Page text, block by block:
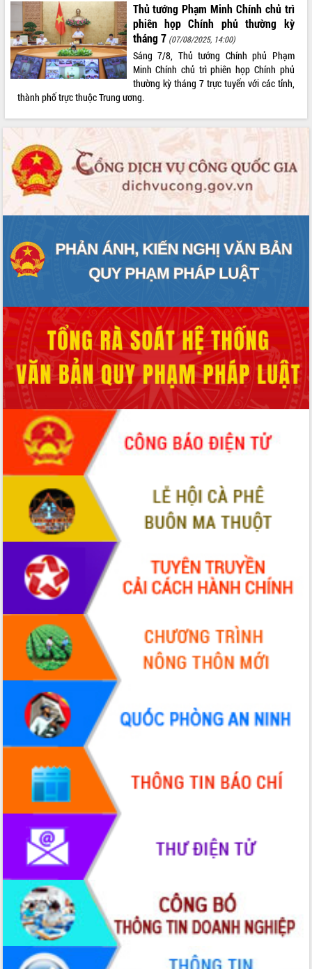
THỐNG KÊ TRUY CẬP
Hôm nay: 19620
Tất cả: 66105288
Thủ tướng Phạm Minh Chính chủ trì
phiên họp Chính phủ thường kỳ
tháng 7 (07/08/2025, 14:00)
Sáng 7/8, Thủ tướng Chính phủ Phạm
Minh Chính chủ trì phiên họp Chính phủ
thường kỳ tháng 7 trực tuyến với các tỉnh,
thành phố trực thuộc Trung ương.